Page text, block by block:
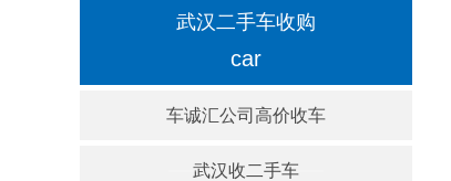
武汉二手车收购
car
车诚汇公司高价收车
武汉收二手车